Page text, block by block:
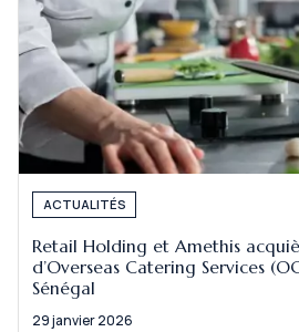
ACTUALITÉS
Retail Holding et Amethis
d’Overseas Catering Services
Sénégal
29 janvier 2026